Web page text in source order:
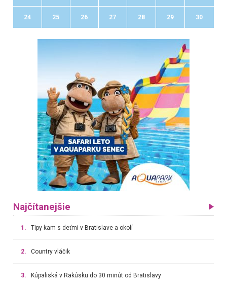
24 25 26 27 28 29 30
Najčítanejšie
1. Tipy kam s deťmi v Bratislave a okolí
2. Country vláčik
3. Kúpaliská v Rakúsku do 30 minút od Bratislavy